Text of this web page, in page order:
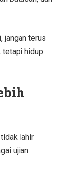
jangan terus
tetapi hidup
lahir
ujian.